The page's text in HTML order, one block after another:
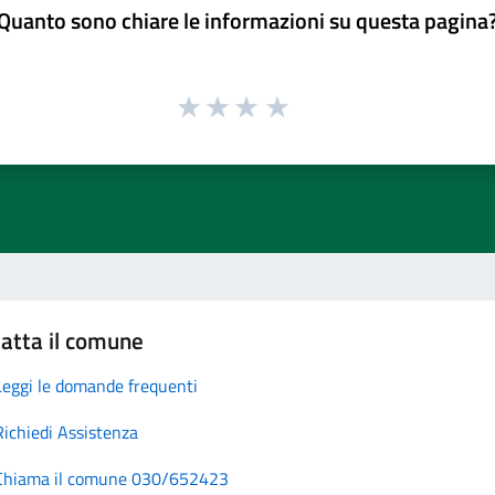
sono chiare le informazioni su questa
il comune
le domande frequenti
Assistenza
il comune 030/652423